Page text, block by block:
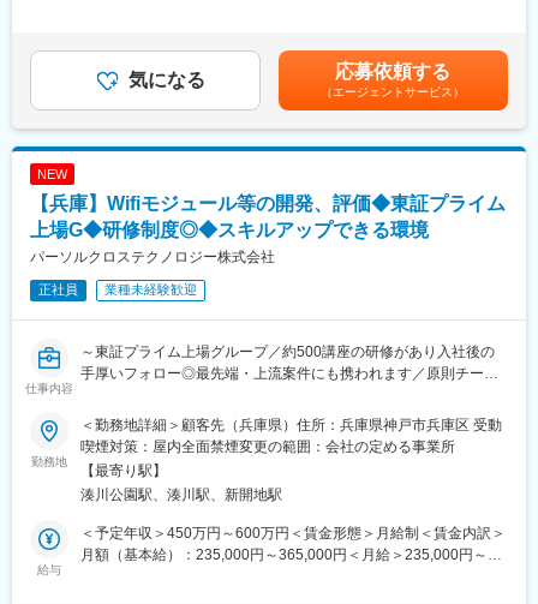
・システム開発を経験した後に、PJ全体の管理などのマネージメ
ントを推進するポジションや、自身の専門性を活かした技術に特
化したポジションへのキャリアパスが多い。
変更の範囲：会社の定める業務
社会インフラをリードすべきトッププレイヤーとなるべく推進す
る。
ベースとして、顧客ニーズを分析し新しい製品を定義し提供をす
る。
・システムの指定された運用要件などに従い、顧客要件を満たす
条件にて現地にて最終的に稼働するか確認をする。
広い年齢層にて構成。
担当するPJにおいては、社内組織メンバーが上記の12名程度、関
・働き方：担当するPJの工程や業務内容に応じて、在宅勤務可。
出社頻度の目安は1~2日/週。
システムへの現地稼働確認時や、顧客打ち合わせ時には、出張の
可能性あり。
【ポジションの魅力・やりがい・キャリアパス】
魅力・やりがい：
額であり、選考を通じて上下する可能性があります。月給(月額)は
固定手当を含めた表記です。
気になる 応募依頼する
（エージェントサービス）
NEW
【兵庫】Wifiモジュール等の開発、評価◆東証プライム
上場G◆研修制度◎◆スキルアップできる環境
パーソルクロステクノロジー株式会社
正社員 業種未経験歓迎
仕事内容
～東証プライム上場グループ／約500講座の研修があり入社後の
手厚いフォロー◎最先端・上流案件にも携われます／原則チーム
■業務内容
大手自動車関連メーカーにて、Bluetooth/Wifiモジュールの開発お
よび評価をお任せいたします。
■業務詳細
・RF性能評価（2.4GHz/5GHz）
・Bluetooth/Wifi同時動作時の通信速度検証
勤務地
＜勤務地詳細＞顧客先（兵庫県）住所：兵庫県神戸市兵庫区 受動
喫煙対策：屋内全面禁煙変更の範囲：会社の定める事業所
【最寄り駅】
湊川公園駅、湊川駅、新開地駅
給与
＜予定年収＞450万円～600万円＜賃金形態＞月給制＜賃金内訳＞
月額（基本給）：235,000円～365,000円＜月給＞235,000円～